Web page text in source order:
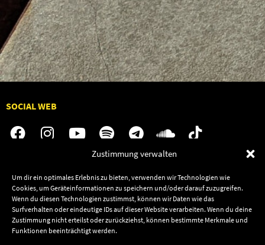
Zustimmung verwalten
Um dir ein optimales Erlebnis zu bieten, verwenden wir Technologien wie
Cookies, um Geräteinformationen zu speichern und/oder darauf zuzugreifen.
Wenn du diesen Technologien zustimmst, können wir Daten wie das
Surfverhalten oder eindeutige IDs auf dieser Website verarbeiten. Wenn du deine
Zustimmung nicht erteilst oder zurückziehst, können bestimmte Merkmale und
Funktionen beeinträchtigt werden.
SOCIAL WEB
Audiolith
News
Artists
Releases
Jobs
Kontakt
Termine
Shop